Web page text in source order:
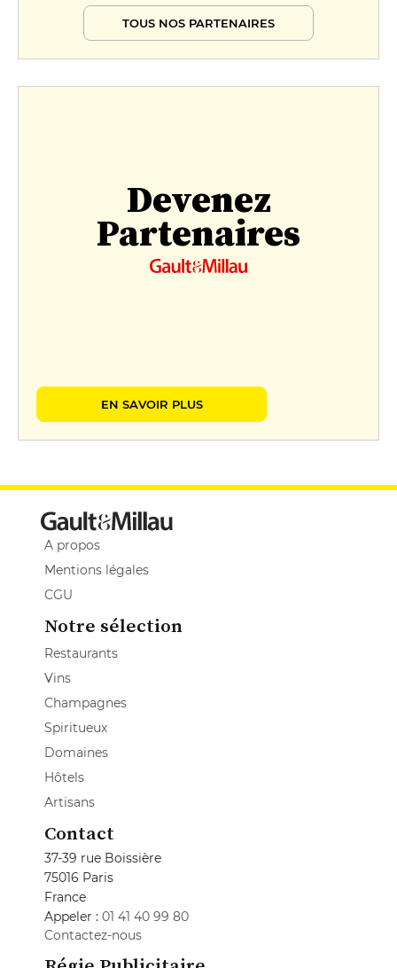
TOUS NOS PARTENAIRES
Devenez
Partenaires
EN SAVOIR PLUS
A propos
Mentions légales
CGU
Notre sélection
Restaurants
Vins
Champagnes
Spiritueux
Domaines
Hôtels
Artisans
Contact
37-39 rue Boissière
75016 Paris
France
Appeler : 01 41 40 99 80
Contactez-nous